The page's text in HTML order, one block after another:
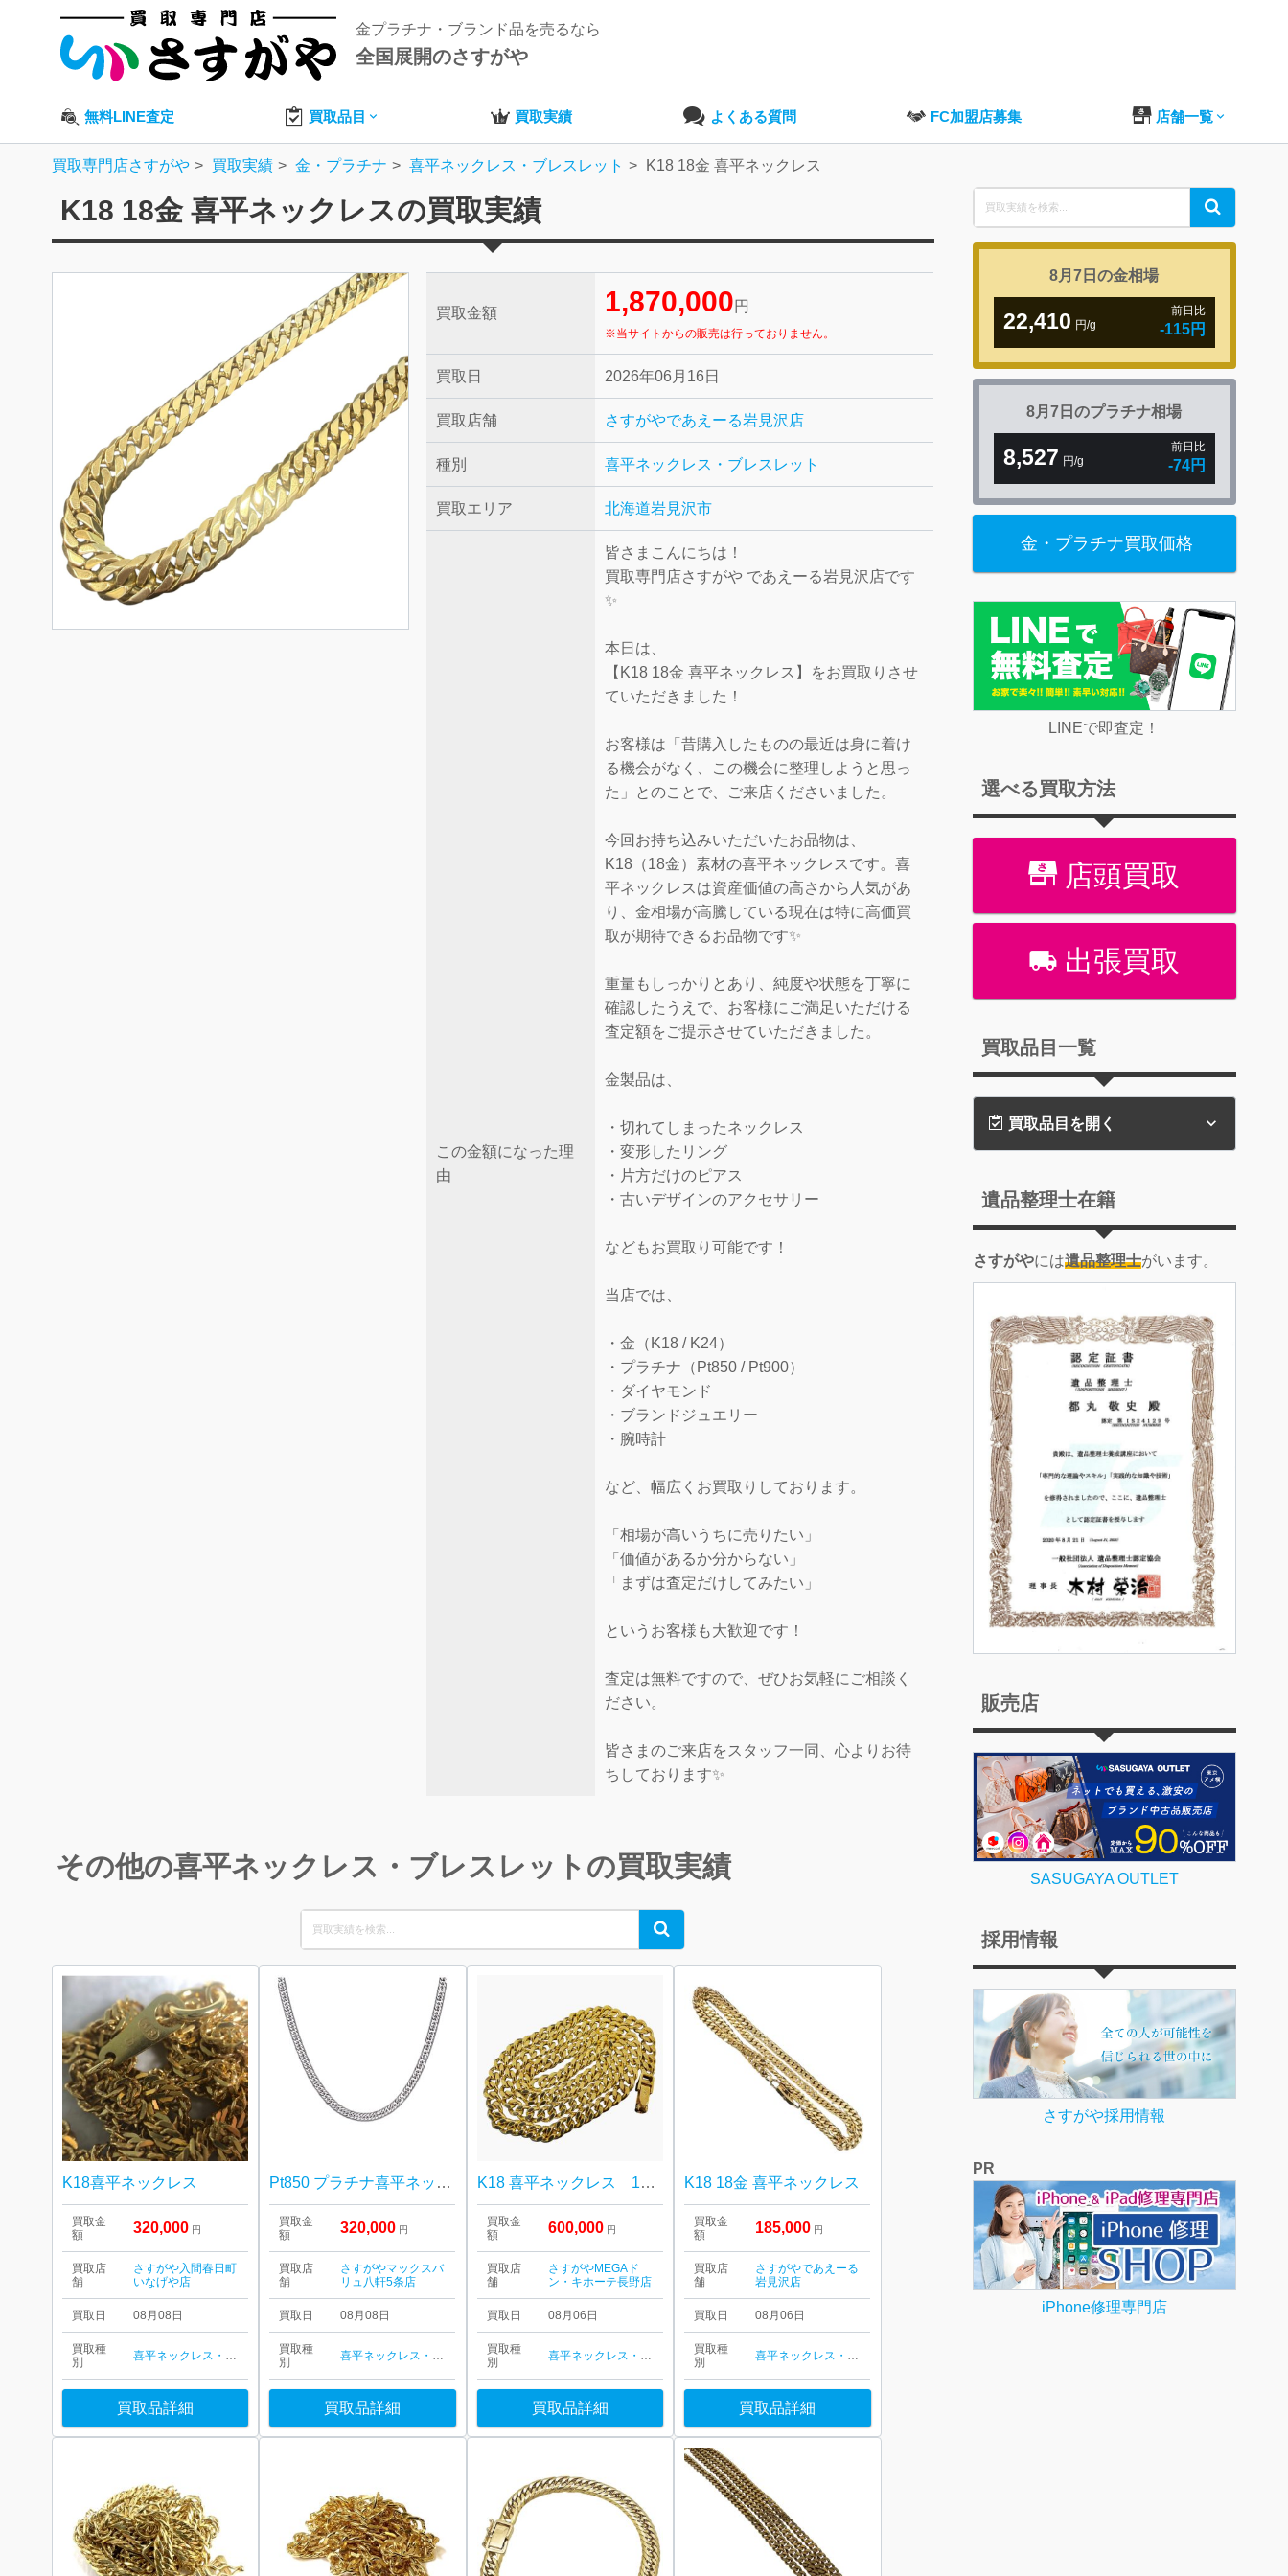
金プラチナ・ブランド品を売るなら
全国展開のさすがや
無料LINE査定 買取品目 買取実績 よくある質問 FC加盟店募集 店舗一覧
買取専門店さすがや 買取実績 金・プラチナ 喜平ネックレス・ブレスレット K18 18金 喜平ネックレス
K18 18金 喜平ネックレスの買取実績
買取金額 1,870,000 円
※当サイトからの販売は行っておりません。
買取日 2026年06月16日
買取店舗 さすがやであえーる岩見沢店
種別 喜平ネックレス・ブレスレット
買取エリア 北海道岩見沢市
この金額になった理
由
皆さまこんにちは！
買取専門店さすがや であえーる岩見沢店です
✨
本日は、
【K18 18金 喜平ネックレス】をお買取りさせ
ていただきました！
お客様は「昔購入したものの最近は身に着け
る機会がなく、この機会に整理しようと思っ
た」とのことで、ご来店くださいました。
今回お持ち込みいただいたお品物は、
K18（18金）素材の喜平ネックレスです。喜
平ネックレスは資産価値の高さから人気があ
り、金相場が高騰している現在は特に高価買
取が期待できるお品物です✨
重量もしっかりとあり、純度や状態を丁寧に
確認したうえで、お客様にご満足いただける
査定額をご提示させていただきました。
金製品は、
・切れてしまったネックレス
・変形したリング
・片方だけのピアス
・古いデザインのアクセサリー
などもお買取り可能です！
当店では、
・金（K18 / K24）
・プラチナ（Pt850 / Pt900）
・ダイヤモンド
・ブランドジュエリー
・腕時計
など、幅広くお買取りしております。
「相場が高いうちに売りたい」
「価値があるか分からない」
「まずは査定だけしてみたい」
というお客様も大歓迎です！
査定は無料ですので、ぜひお気軽にご相談く
ださい。
皆さまのご来店をスタッフ一同、心よりお待
ちしております✨
その他の喜平ネックレス・ブレスレットの買取実績
Search
for:
Search
K18喜平ネックレス
買取金
額
320,000 円
買取店
舗
さすがや入間春日町
いなげや店
買取日 08月08日
買取種
別
喜平ネックレス・ブレスレット
買取品詳細
Pt850 プラチナ喜平ネックレス
買取金
額
320,000 円
買取店
舗
さすがやマックスバ
リュ八軒5条店
買取日 08月08日
買取種
別
喜平ネックレス・ブレスレット
買取品詳細
K18 喜平ネックレス 18金
買取金
額
600,000 円
買取店
舗
さすがやMEGAド
ン・キホーテ長野店
買取日 08月06日
買取種
別
喜平ネックレス・ブレスレット
買取品詳細
K18 18金 喜平ネックレス
買取金
額
185,000 円
買取店
舗
さすがやであえーる
岩見沢店
買取日 08月06日
買取種
別
喜平ネックレス・ブレスレット
買取品詳細
Search
for:
Search
8月7日の金相場
22,410 円/g
前日比
-115円
8月7日のプラチナ相場
8,527 円/g
前日比
-74円
金・プラチナ買取価格
LINEで即査定！
選べる買取方法
店頭買取
出張買取
買取品目一覧
買取品目を開く
遺品整理士在籍
さすがやには遺品整理士がいます。
販売店
SASUGAYA OUTLET
採用情報
さすがや採用情報
PR
iPhone修理専門店